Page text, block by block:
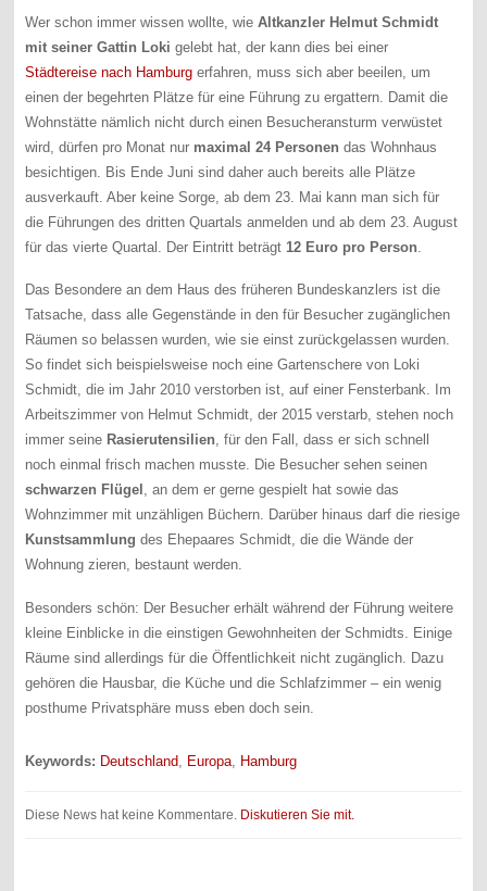
Wer schon immer wissen wollte, wieAltkanzler Helmut Schmidt
mit seiner Gattin Loki gelebt hat, der kann dies bei einer
Städtereise nach Hamburg erfahren, muss sich aber beeilen, um
einen der begehrten Plätze für eine Führung zu ergattern. Damit die
Wohnstätte nämlich nicht durch einen Besucheransturm verwüstet
wird, dürfen pro Monat nur maximal 24 Personen das Wohnhaus
besichtigen. Bis Ende Juni sind daher auch bereits alle Plätze
ausverkauft. Aber keine Sorge, ab dem 23. Mai kann man sich für
die Führungen des dritten Quartals anmelden und ab dem 23. August
für das vierte Quartal. Der Eintritt beträgt12 Euro pro Person.
Das Besondere an dem Haus des früheren Bundeskanzlers ist die
Tatsache, dass alle Gegenstände in den für Besucher zugänglichen
Räumen so belassen wurden, wie sie einst zurückgelassen wurden.
So findet sich beispielsweise noch eine Gartenschere von Loki
Schmidt, die im Jahr 2010 verstorben ist, auf einer Fensterbank. Im
Arbeitszimmer von Helmut Schmidt, der 2015 verstarb, stehen noch
immer seine Rasierutensilien, für den Fall, dass er sich schnell
noch einmal frisch machen musste. Die Besucher sehen seinen
schwarzen Flügel , an dem er gerne gespielt hat sowie das
Wohnzimmer mit unzähligen Büchern. Darüber hinaus darf die riesige
Kunstsammlung des Ehepaares Schmidt, die die Wände der
Wohnung zieren, bestaunt werden.
Besonders schön: Der Besucher erhält während der Führung weitere
kleine Einblicke in die einstigen Gewohnheiten der Schmidts. Einige
Räume sind allerdings für die Öffentlichkeit nicht zugänglich. Dazu
gehören die Hausbar, die Küche und die Schlafzimmer – ein wenig
posthume Privatsphäre muss eben doch sein.
Keywords: Deutschland Europa Hamburg
Diese News hat keine Kommentare. Diskutieren Sie mit.